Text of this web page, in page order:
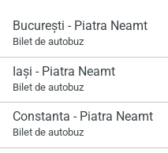
București - Piatra Neamt
Bilet de autobuz
Iași - Piatra Neamt
Bilet de autobuz
Constanta - Piatra Neamt
Bilet de autobuz